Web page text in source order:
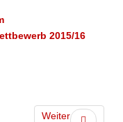
2015/16
Weiter